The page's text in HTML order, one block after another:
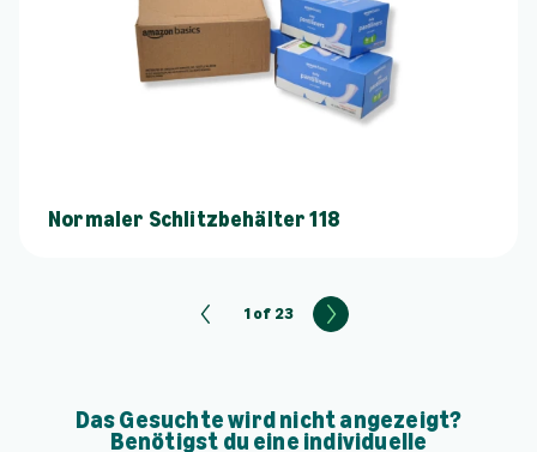
Normaler Schlitzbehälter 118
1 of 23
N
Das Gesuchte wird nicht angezeigt?
Benötigst du eine individuelle